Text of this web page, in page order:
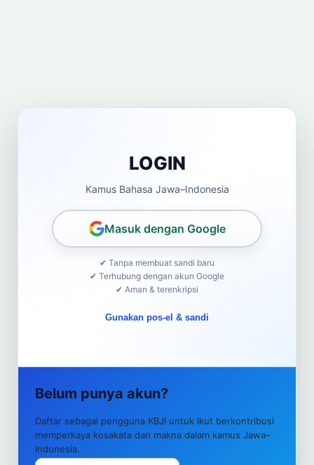
LOGIN
Kamus Bahasa Jawa–Indonesia
Masuk dengan Google
✔ Tanpa membuat sandi baru
✔ Terhubung dengan akun Google
✔ Aman & terenkripsi
Gunakan pos-el & sandi
Belum punya akun?
Daftar sebagai pengguna KBJI untuk ikut berkontribusi
memperkaya kosakata dan makna dalam kamus Jawa–
Indonesia.